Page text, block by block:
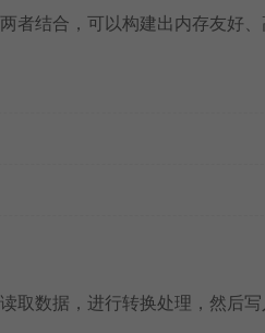
结合，可以构建出内存友好、
取数据，进行转换处理，然后写